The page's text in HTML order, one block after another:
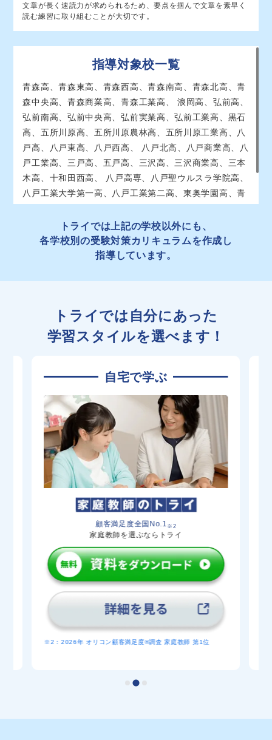
共学 弘前実業（家庭科学）
46
44
43
共学 青森北/今別（普通）
七戸（総合）
共学 中里（普通）
共学 百石（普通）
共学
子・建築）
三本木農業恵拓（植物科学・食品科学・動物
科学・環境工学）
共学 板柳（普通）
共学 鶴田（普通）
百石（食物調理）
共学 大間（普通）
共学
柏木農業（生物生産・環境工学・食品科学・
生活科学）
共学 金木（普通）
共学
五所川原農林（生物生産・森林科学・環境土
木）
共学 五所川原農林（食品科学）
テム）
共学 野辺地（普通）
共学
六ヶ所（普通）
黒石（情報デザイン）
文章が長く速読力が求められるため、要点を掴んで文章を素早く
読む練習に取り組むことが大切です。
指導対象校⼀覧
青森高、青森東高、青森西高、青森南高、青森北高、青
森中央高、青森商業高、青森工業高、 浪岡高、弘前高、
弘前南高、弘前中央高、弘前実業高、弘前工業高、黒石
高、五所川原高、五所川原農林高、五所川原工業高、八
戸高、八戸東高、八戸西高、 八戸北高、八戸商業高、八
戸工業高、三戸高、五戸高、三沢高、三沢商業高、三本
木高、十和田西高、 八戸高専、八戸聖ウルスラ学院高、
八戸工業大学第一高、八戸工業第二高、東奥学園高、青
高、弘前学院聖愛高、柴田女子高 他
トライでは上記の学校以外にも、
各学校別の受験対策カリキュラムを作成し
指導しています。
トライでは自分にあった
学習スタイルを選べます！
自宅で学ぶ
顧客満足度全国No.1 ※2
家庭教師を選ぶならトライ
※2：2026年 オリコン顧客満足度®調査 家庭教師 第1位